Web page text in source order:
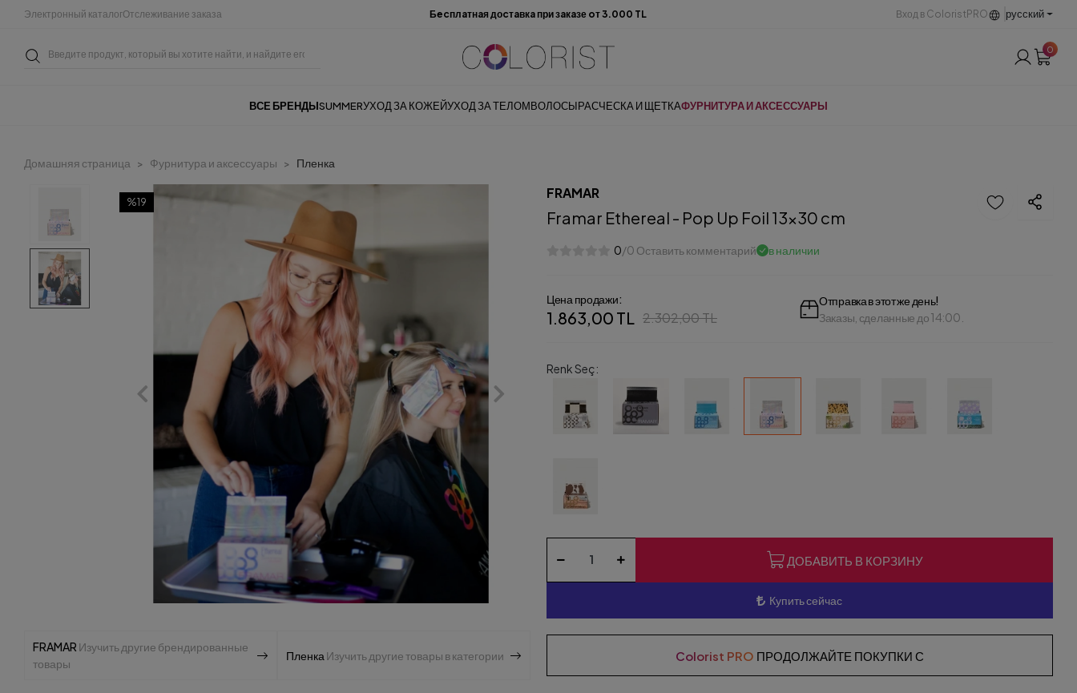
Электронный каталогОтслеживание заказа Бecплaтнaя доcтaвкa при зaкaзе oт 3.000 TL Вход в ColoristPRO русский
0
ВСЕ БРЕНДЫSUMMERУХОД ЗА КОЖЕЙУХОД ЗА ТЕЛОМВОЛОСЫРАСЧЕСКА И ЩЕТКАФУРНИТУРА И АКСЕССУАРЫ
Домашняя страница Фурнитура и аксессуары Пленка
%19
FRAMAR Изучить другие брендированные
товары
Пленка Изучить другие товары в категории
FRAMAR
Framar Ethereal - Pop Up Foil 13x30 cm
0/0 Оставить комментарий в наличии
Цена продажи:
1.863,00 TL 2.302,00 TL
Отправка в этот же день!
Заказы, сделанные до 14:00.
Renk Seç:
ДОБАВИТЬ В КОРЗИНУ
Купить сейчас
Colorist PRO ПРОДОЛЖАЙТЕ ПОКУПКИ С